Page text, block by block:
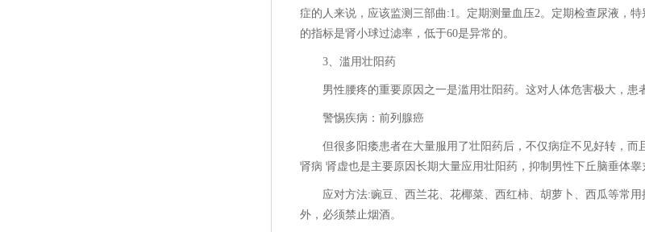
症的人来说，应该监测三部曲:1。定期测量血压2。定期检查尿液，
的指标是肾小球过滤率，低于60是异常的。
3、滥用壮阳药
男性腰疼的重要原因之一是滥用壮阳药。这对人体危害极大，患
警惕疾病：前列腺癌
但很多阳痿患者在大量服用了壮阳药后，不仅病症不见好转，
肾病 肾虚也是主要原因长期大量应用壮阳药，抑制男性下丘脑垂体
应对方法:豌豆、西兰花、花椰菜、西红柿、胡萝卜、西瓜等常
外，必须禁止烟酒。